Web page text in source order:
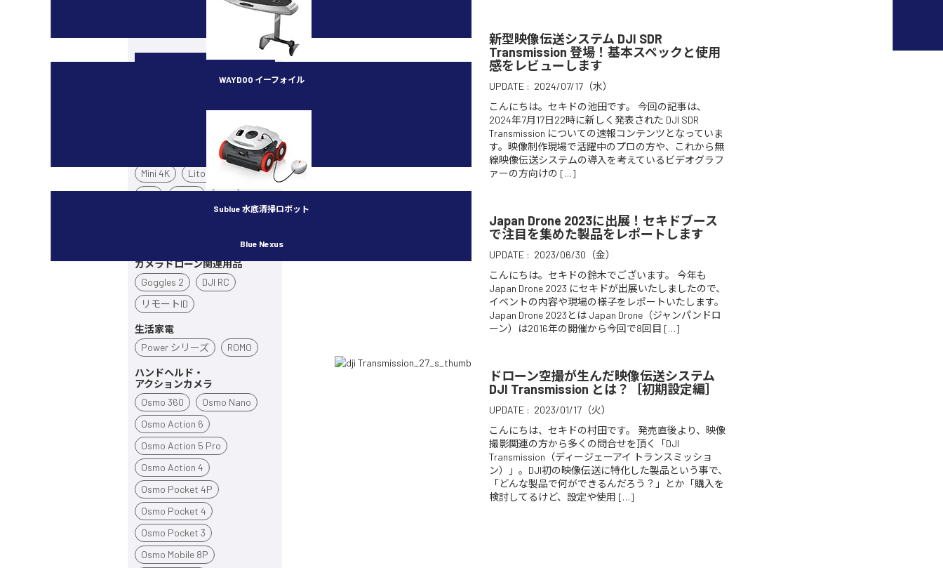
WAYDOO イーフォイル
Sublue 水底清掃ロボット
Blue Nexus
Air 3S
Mini 3
Mini 4K
Lito X1
Lito 1
Flip
Neo 2
Neo
カメラドローン関連用品
Goggles 2
DJI RC
リモートID
生活家電
Power シリーズ
ROMO
ハンドヘルド・
アクションカメラ
Osmo 360
Osmo Nano
Osmo Action 6
Osmo Action 5 Pro
Osmo Action 4
Osmo Pocket 4P
Osmo Pocket 4
Osmo Pocket 3
Osmo Mobile 8P
新型映像伝送システム DJI SDR
Transmission 登場！基本スペックと使用
感をレビューします
UPDATE : 2024/07/17（水）
こんにちは。セキドの池田です。 今回の記事は、
2024年7月17日22時に新しく発表された DJI SDR
Transmission についての速報コンテンツとなっていま
す。映像制作現場で活躍中のプロの方や、これから無
線映像伝送システムの導入を考えているビデオグラフ
ァーの方向けの […]
Japan Drone 2023に出展！セキドブース
で注目を集めた製品をレポートします
UPDATE : 2023/06/30（金）
こんにちは。セキドの鈴木でございます。 今年も
Japan Drone 2023 にセキドが出展いたしましたので、
イベントの内容や現場の様子をレポートいたします。
Japan Drone 2023とは Japan Drone（ジャンパンドロ
ーン）は2016年の開催から今回で8回目 […]
ドローン空撮が生んだ映像伝送システム
DJI Transmission とは？［初期設定編］
UPDATE : 2023/01/17（火）
こんにちは、セキドの村田です。 発売直後より、映像
撮影関連の方から多くの問合せを頂く「DJI
Transmission（ディージェーアイ トランスミッショ
ン）」。DJI初の映像伝送に特化した製品という事で、
「どんな製品で何ができるんだろう？」とか「購入を
検討してるけど、設定や使用 […]